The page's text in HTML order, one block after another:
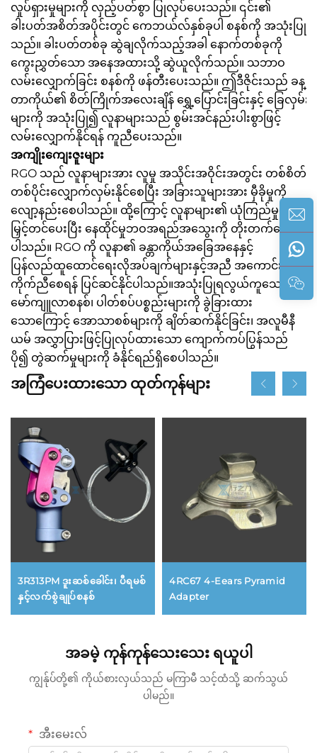
လှုပ်ရှားမှုများကို လှည့်ပတ်စွာ ပြုလုပ်ပေးသည်။ ၎င်း၏
ခါးပတ်အစိတ်အပိုင်းတွင် ကေဘယ်လ်နှစ်ခုပါ စနစ်ကို အသုံးပြု
သည်။ ခါးပတ်တစ်ခု ဆွဲချလိုက်သည့်အခါ နောက်တစ်ခုကို
ကွေးညွှတ်သော အနေအထားသို့ ဆွဲယူလိုက်သည်။ သဘာဝ
လမ်းလျှောက်ခြင်း စနစ်ကို ဖန်တီးပေးသည်။ ဤဒီဇိုင်းသည် ခန္
တာကိုယ်၏ စိတ်ကြိုက်အလေးချိန် ရွှေ့ပြောင်းခြင်းနှင့် ခြေလှမ်း
များကို အသုံးပြု၍ လူနာများသည် စွမ်းအင်နည်းပါးစွာဖြင့်
လမ်းလျှောက်နိုင်ရန် ကူညီပေးသည်။
အကျိုးကျေးဇူးများ
RGO သည် လူနာများအား လူမှု အသိုင်းအဝိုင်းအတွင်း တစ်စိတ်
တစ်ပိုင်းလျှောက်လှမ်းနိုင်စေပြီး အခြားသူများအား မှီခိုမှုကို
လျော့နည်းစေပါသည်။ ထို့ကြောင့် လူနာများ၏ ယုံကြည်မှုကို
မြှင့်တင်ပေးပြီး နေထိုင်မှုဘဝအရည်အသွေးကို တိုးတက်စေ
ပါသည်။ RGO ကို လူနာ၏ ခန္တာကိုယ်အခြေအနေနှင့်
ပြန်လည်ထူထောင်ရေးလိုအပ်ချက်များနှင့်အညီ အကောင်းဆုံး
ကိုက်ညီစေရန် ပြင်ဆင်နိုင်ပါသည်။အသုံးပြုရလွယ်ကူသော
မော်ကျူလာစနစ်၊ ပါတ်စပ်ပစ္စည်းများကို ခွဲခြားထား
သောကြောင့် အောသာစစ်များကို ချိတ်ဆက်နိုင်ခြင်း၊ အလူမီနီ
ယမ် အလွှာပြားဖြင့်ပြုလုပ်ထားသော ကျောက်ကပ်ပြွန်သည်
ပို၍ တွဲဆက်မှုများကို ခံနိုင်ရည်ရှိစေပါသည်။
အကြံပေးထားသော ထုတ်ကုန်များ
3R313PM ဒူးဆစ်ခေါင်း၊ ပီရမစ်
နှင့်လက်စွဲချုပ်စနစ်
4RC67 4-Eears Pyramid
Adapter
အခမဲ့ ကုန်ကုန်သေးသေး ရယူပါ
ကျွန်ုပ်တို့၏ ကိုယ်စားလှယ်သည် မကြာမီ သင့်ထံသို့ ဆက်သွယ်
ပါမည်။
အီးမေးလ်